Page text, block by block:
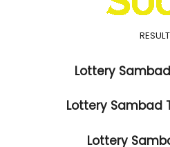
RESULT
Lottery
Lottery Sambad
Lottery